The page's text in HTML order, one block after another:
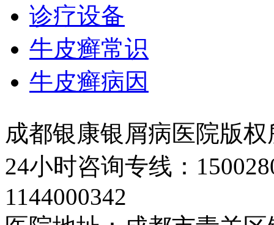
诊疗设备
牛皮癣常识
牛皮癣病因
成都银康银屑病医院版权
24小时咨询专线：
1144000342